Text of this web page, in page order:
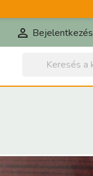
 Bejelentkezés